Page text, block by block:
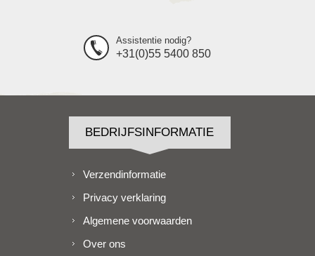
Assistentie nodig?
+31(0)55 5400 850
BEDRIJFSINFORMATIE
Verzendinformatie
Privacy verklaring
Algemene voorwaarden
Over ons